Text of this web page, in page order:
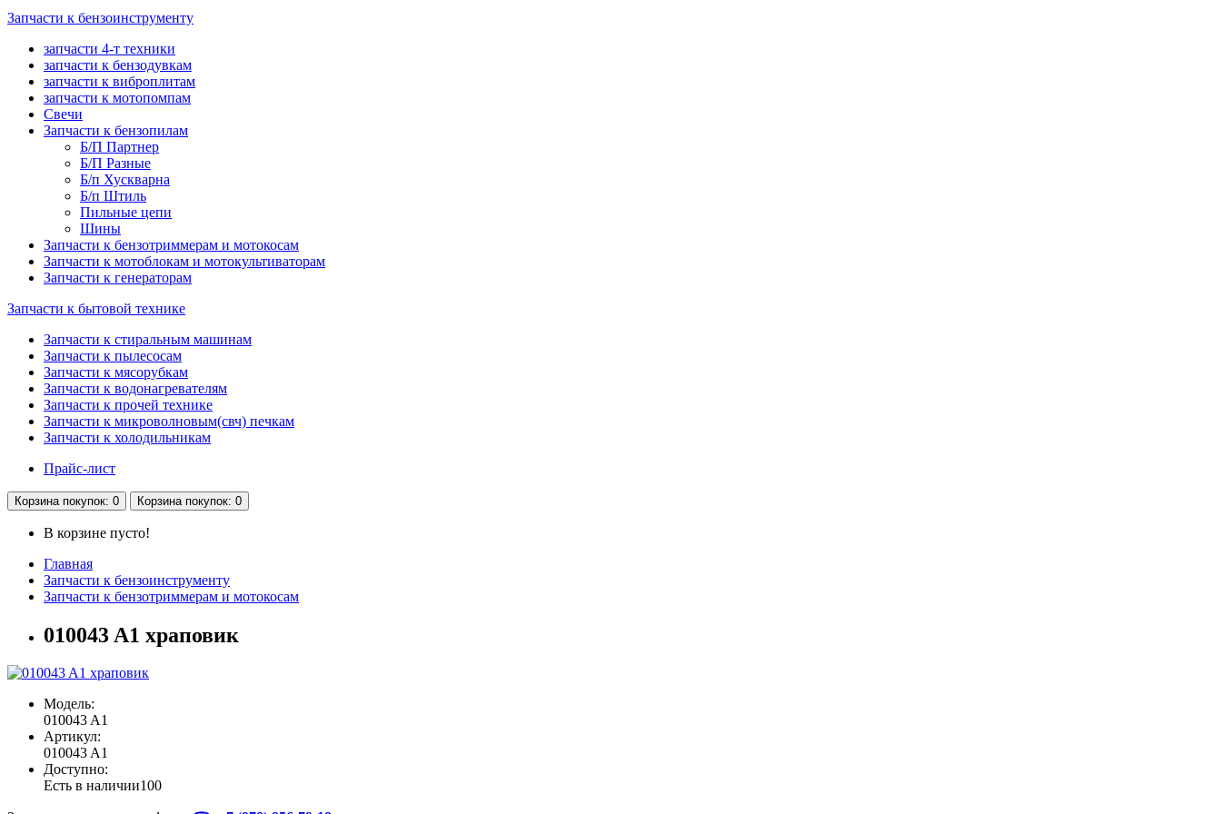
Запчасти к бензоинструменту
запчасти 4-т техники
запчасти к бензодувкам
запчасти к виброплитам
запчасти к мотопомпам
Свечи
Запчасти к бензопилам
Б/П Партнер
Б/П Разные
Б/п Хускварна
Б/п Штиль
Пильные цепи
Шины
Запчасти к бензотриммерам и мотокосам
Запчасти к мотоблокам и мотокультиваторам
Запчасти к генераторам
Запчасти к бытовой технике
Запчасти к стиральным машинам
Запчасти к пылесосам
Запчасти к мясорубкам
Запчасти к водонагревателям
Запчасти к прочей технике
Запчасти к микроволновым(свч) печкам
Запчасти к холодильникам
Прайс-лист
Корзина покупок: 0 Корзина покупок: 0
В корзине пусто!
Главная
Запчасти к бензоинструменту
Запчасти к бензотриммерам и мотокосам
010043 A1 храповик
Модель:
010043 A1
Артикул:
010043 A1
Доступно:
Есть в наличии100